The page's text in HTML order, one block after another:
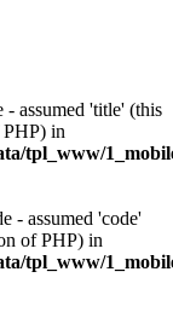
- assumed 'title' (this
in
tpl_www/
- assumed 'code'
of PHP) in
tpl_www/